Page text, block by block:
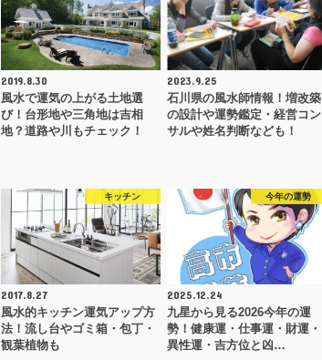
2019.8.30
風水で運気の上がる土地選
び！台形地や三角地は吉相
地？道路や川もチェック！
2023.9.25
石川県の風水師情報！増改築
の設計や運勢鑑定・経営コン
サルや姓名判断なども！
キッチン
2017.8.27
風水的キッチン運気アップ方
法！流し台やゴミ箱・包丁・
観葉植物も
今年の運勢
2025.12.24
九星から見る2026今年の運
勢！健康運・仕事運・財運・
異性運・吉方位と凶…